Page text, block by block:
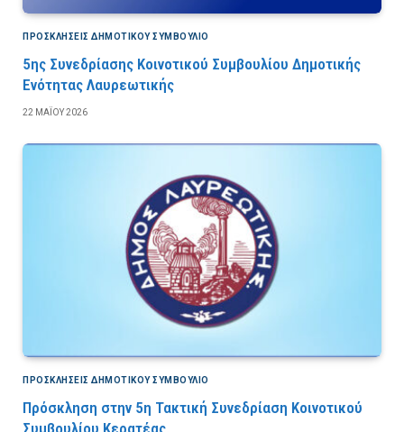
ΠΡΟΣΚΛΉΣΕΙΣ ΔΗΜΟΤΙΚΟΎ ΣΥΜΒΟΎΛΙΟ
5ης Συνεδρίασης Κοινοτικού Συμβουλίου Δημοτικής
Ενότητας Λαυρεωτικής
22 ΜΑΪ́ΟΥ 2026
ΠΡΟΣΚΛΉΣΕΙΣ ΔΗΜΟΤΙΚΟΎ ΣΥΜΒΟΎΛΙΟ
Πρόσκληση στην 5η Τακτική Συνεδρίαση Κοινοτικού
Συμβουλίου Κερατέας.